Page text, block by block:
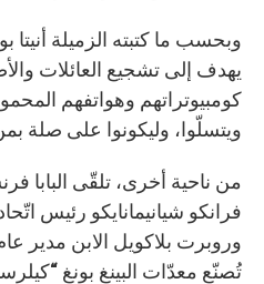
وبحسب ما كتبته الزميلة أنيتا
يهدف إلى تشجيع العائلات
كومبيوتراتهم وهواتفهم
ويتسلّوا، وليكونوا على صلة
من ناحية أخرى، تلقّى البابا
فرانكو شيانيمانايكو رئيس
وروبرت بلاكويل الابن مدير
تُصنّع معدّات البينغ بونغ